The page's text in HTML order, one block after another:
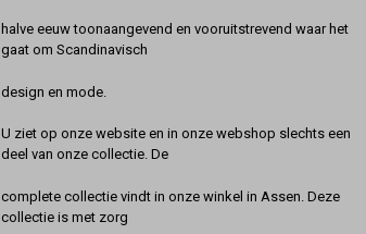
halve eeuw toonaangevend en vooruitstrevend waar het
gaat om Scandinavisch
design en mode.
U ziet op onze website en in onze webshop slechts een
deel van onze collectie. De
complete collectie vindt in onze winkel in Assen. Deze
collectie is met zorg